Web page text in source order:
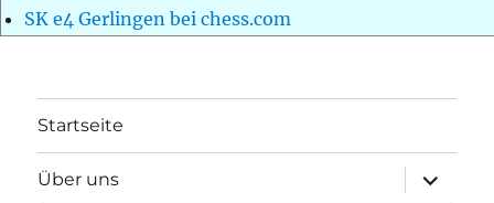
SK e4 Gerlingen bei chess.com
Startseite
Über uns
öffnen